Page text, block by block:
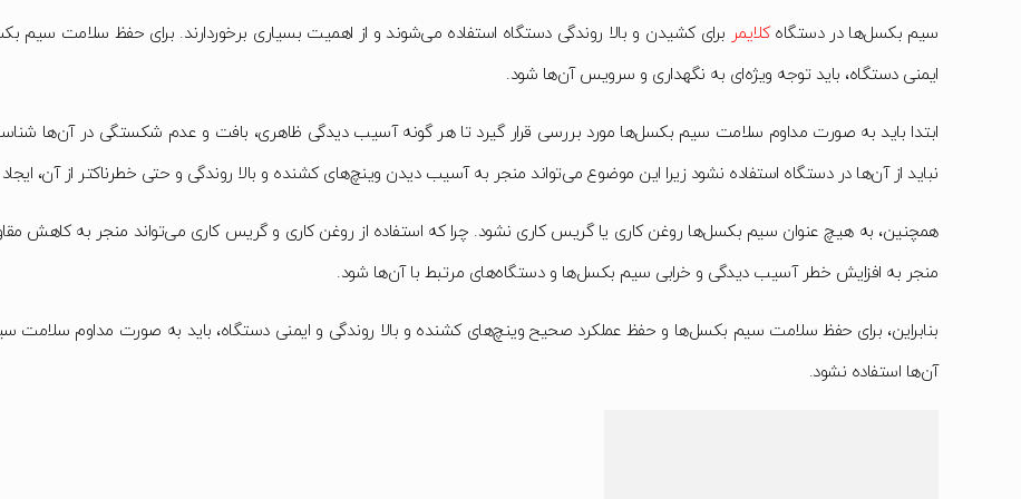
سیم بکسل‌ها در دستگاهکلایمر برای کشیدن و بالا روندگی دستگاه استفاده می‌شوند و از اهمیت بسیاری برخوردارند. برای حفظ سلامت
ایمنی دستگاه، باید توجه ویژه‌ای به نگهداری و سرویس آن‌ها شود.
ابتدا باید به صورت مداوم سلامت سیم بکسل‌ها مورد بررسی قرار گیرد تا هر گونه آسیب دیدگی ظاهری، بافت و عدم شکستگی در آن‌ها
نباید از آن‌ها در دستگاه استفاده نشود زیرا این موضوع می‌تواند منجر به آسیب دیدن وینچ‌های کشنده و بالا روندگی و حتی خطرناکتر از آن،
همچنین، به هیچ عنوان سیم بکسل‌ها روغن کاری یا گریس کاری نشود. چرا که استفاده از روغن کاری و گریس کاری می‌تواند منجر به کاهش
منجر به افزایش خطر آسیب دیدگی و خرابی سیم بکسل‌ها و دستگاه‌های مرتبط با آن‌ها شود.
بنابراین، برای حفظ سلامت سیم بکسل‌ها و حفظ عملکرد صحیح وینچ‌های کشنده و بالا روندگی و ایمنی دستگاه، باید به صورت مداوم سلامت
آن‌ها استفاده نشود.